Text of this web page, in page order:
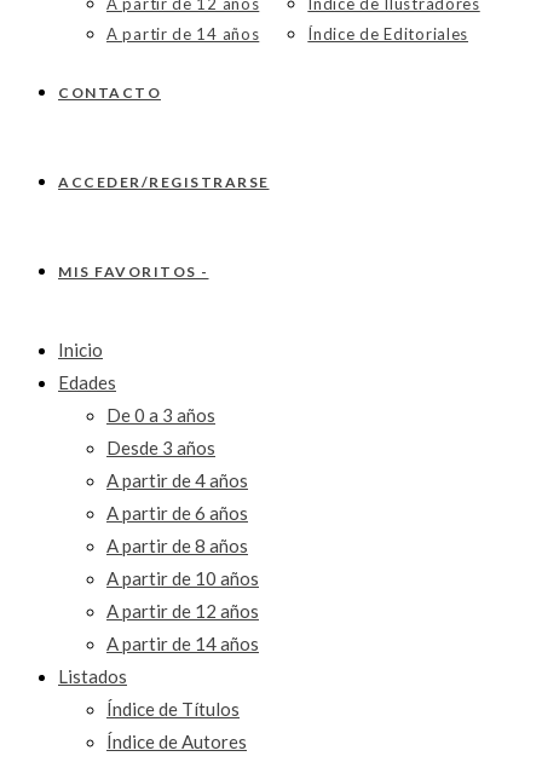
A partir de 14 años
Índice de Editoriales
CONTACTO
ACCEDER/REGISTRARSE
MIS FAVORITOS -
Inicio
Edades
De 0 a 3 años
Desde 3 años
A partir de 4 años
A partir de 6 años
A partir de 8 años
A partir de 10 años
A partir de 12 años
A partir de 14 años
Listados
Índice de Títulos
Índice de Autores